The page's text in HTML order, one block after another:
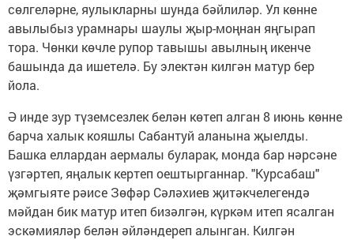
сөлгеләрне, яулыкларны шунда бәйлиләр. Ул көнне
авылыбыз урамнары шаулы җыр-моңнан яңгырап
тора. Чөнки көчле рупор тавышы авылның икенче
башында да ишетелә. Бу электән килгән матур бер
йола.
Ә инде зур түземсезлек белән көтеп алган 8 июнь көнне
барча халык кояшлы Сабантуй аланына җыелды.
Башка еллардан аермалы буларак, монда бар нәрсәне
үзгәртеп, яңалык кертеп оештырганнар. "Курсабаш"
җәмгыяте рәисе Зөфәр Сәләхиев җитәкчелегендә
мәйдан бик матур итеп бизәлгән, күркәм итеп ясалган
эскәмияләр белән әйләндереп алынган. Килгән